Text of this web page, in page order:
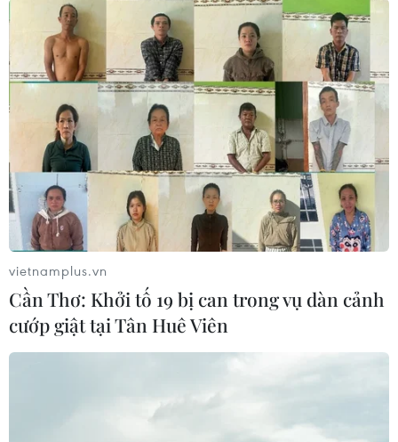
#nông nghiệp xanh #khí nhà kính
#biến đổi khí hậu
#gạo
#nông nghiệp #nông dân TP. Cần Thơ
Theo dõi VietnamPlus
TIN LIÊN QUAN
vietnamplus.vn
Cần Thơ: Khởi tố 19 bị can trong vụ dàn cảnh
cướp giật tại Tân Huê Viên